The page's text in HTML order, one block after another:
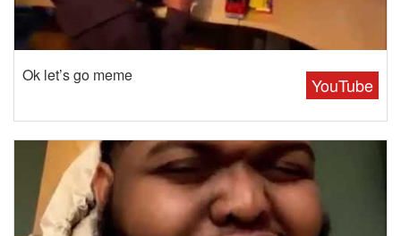
YouTube
Ok let’s go meme